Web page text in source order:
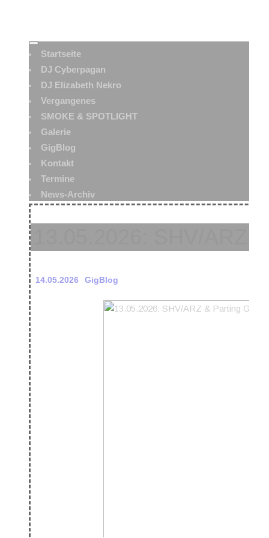
Startseite
DJ Cyberpagan
DJ Elizabeth Nekro
Vergangenes
SMOKE & SPOTLIGHT
Galerie
GigBlog
Kontakt
Termine
News-Archiv
14.05.2026 GigBlog